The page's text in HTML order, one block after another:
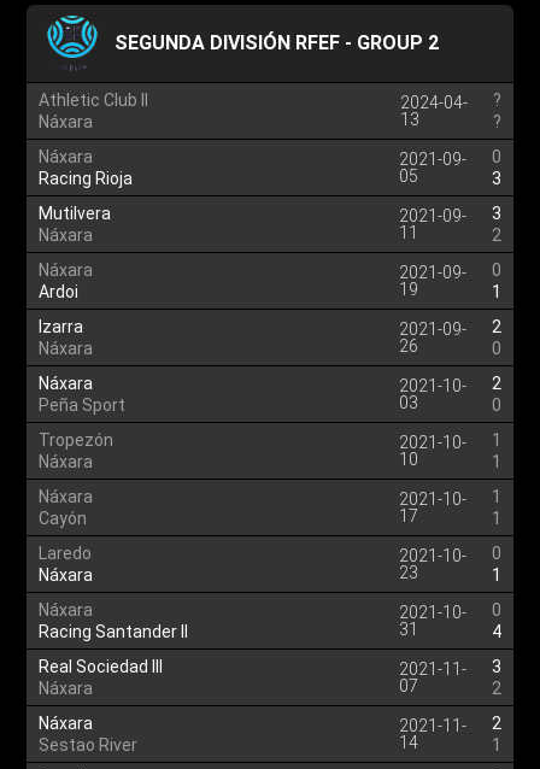
SEGUNDA DIVISIÓN RFEF - GROUP 2
Athletic Club II
Náxara
2024-04-
13
?
?
Náxara
Racing Rioja
2021-09-
05
0
3
Mutilvera
Náxara
2021-09-
11
3
2
Náxara
Ardoi
2021-09-
19
0
1
Izarra
Náxara
2021-09-
26
2
0
Náxara
Peña Sport
2021-10-
03
2
0
Tropezón
Náxara
2021-10-
10
1
1
Náxara
Cayón
2021-10-
17
1
1
Laredo
Náxara
2021-10-
23
0
1
Náxara
Racing Santander II
2021-10-
31
0
4
Real Sociedad III
Náxara
2021-11-
07
3
2
Náxara
Sestao River
2021-11-
14
2
1